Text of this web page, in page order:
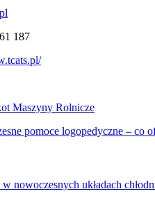
187
Maszyny Rolnicze
pomoce logopedyczne – co